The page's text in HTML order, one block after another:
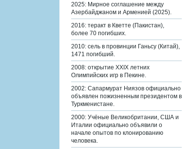
2025: Мирное соглашение между
Азербайджаном и Арменией (2025).
2016: теракт в Кветте (Пакистан),
более 70 погибших.
2010: сель в провинции Ганьсу (Китай),
1471 погибший.
2008: открытие XXIX летних
Олимпийских игр в Пекине.
2002: Сапармурат Ниязов официально
объявлен пожизненным президентом в
Туркменистане.
2000: Учёные Великобритании, США и
Италии официально объявили о
начале опытов по клонированию
человека.